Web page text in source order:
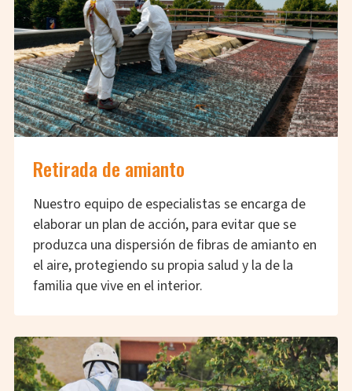
Retirada de amianto
Nuestro equipo de especialistas se encarga de
elaborar un plan de acción, para evitar que se
produzca una dispersión de fibras de amianto en
el aire, protegiendo su propia salud y la de la
familia que vive en el interior.